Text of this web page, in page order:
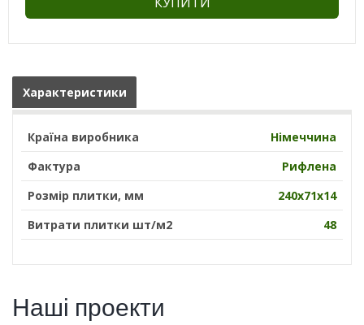
Характеристики
Країна виробника
Німеччина
Фактура
Рифлена
Розмір плитки, мм
240х71х14
Витрати плитки шт/м2
48
Наші проекти